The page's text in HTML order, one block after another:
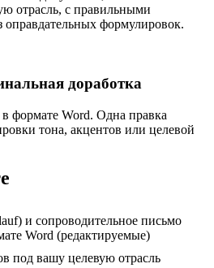
отрасль, с правильными
формулировок.
доработка
формате Word. Одна правка
тона, акцентов или целевой
и сопроводительное письмо
Word (редактируемые)
под вашу целевую отрасль